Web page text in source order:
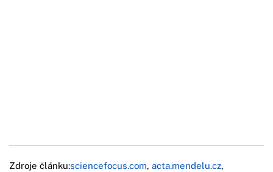
Zdroje článku:sciencefocus.com, acta.mendelu.cz,